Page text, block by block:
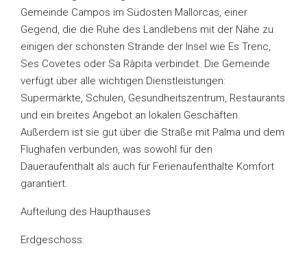
Gemeinde Campos im Südosten Mallorcas, einer
Gegend, die die Ruhe des Landlebens mit der Nähe zu
einigen der schönsten Strände der Insel wie Es Trenc,
Ses Covetes oder Sa Ràpita verbindet. Die Gemeinde
verfügt über alle wichtigen Dienstleistungen:
Supermärkte, Schulen, Gesundheitszentrum, Restaurants
und ein breites Angebot an lokalen Geschäften.
Außerdem ist sie gut über die Straße mit Palma und dem
Flughafen verbunden, was sowohl für den
Daueraufenthalt als auch für Ferienaufenthalte Komfort
garantiert.
Aufteilung des Haupthauses
Erdgeschoss: